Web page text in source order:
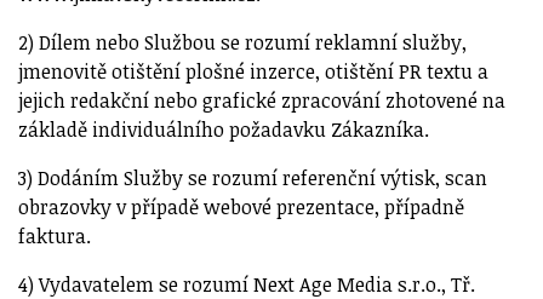
2) Dílem nebo Službou se rozumí reklamní služby,
jmenovitě otištění plošné inzerce, otištění PR textu a
jejich redakční nebo grafické zpracování zhotovené na
základě individuálního požadavku Zákazníka.
3) Dodáním Služby se rozumí referenční výtisk, scan
obrazovky v případě webové prezentace, případně
faktura.
4) Vydavatelem se rozumí Next Age Media s.r.o., Tř.